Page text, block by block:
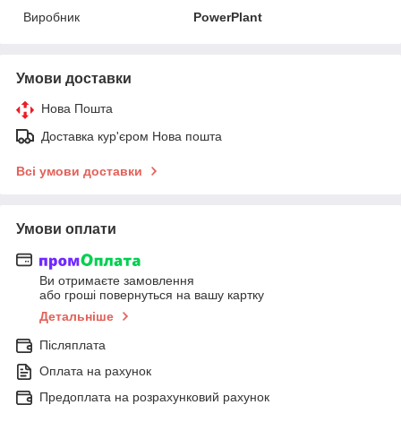
Виробник
PowerPlant
Умови доставки
Нова Пошта
Доставка кур'єром Нова пошта
Всі умови доставки
Умови оплати
Ви отримаєте замовлення
або гроші повернуться на вашу картку
Детальніше
Післяплата
Оплата на рахунок
Предоплата на розрахунковий рахунок